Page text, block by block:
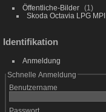
Öffentliche-Bilder
1
Skoda Octavia LPG MPI
Identifikation
Anmeldung
Schnelle Anmeldung
Benutzername
Passwort